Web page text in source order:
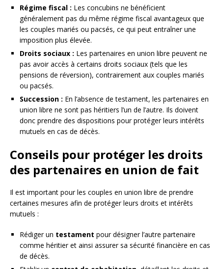
Régime fiscal : Les concubins ne bénéficient
généralement pas du même régime fiscal avantageux que
les couples mariés ou pacsés, ce qui peut entraîner une
imposition plus élevée.
Droits sociaux : Les partenaires en union libre peuvent ne
pas avoir accès à certains droits sociaux (tels que les
pensions de réversion), contrairement aux couples mariés
ou pacsés.
Succession : En l’absence de testament, les partenaires en
union libre ne sont pas héritiers l’un de l’autre. Ils doivent
donc prendre des dispositions pour protéger leurs intérêts
mutuels en cas de décès.
Conseils pour protéger les droits
des partenaires en union de fait
Il est important pour les couples en union libre de prendre
certaines mesures afin de protéger leurs droits et intérêts
mutuels :
Rédiger un testament pour désigner l’autre partenaire
comme héritier et ainsi assurer sa sécurité financière en cas
de décès.